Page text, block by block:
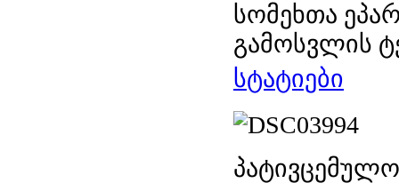
სომეხთა
გამოსვლის
სტატიები